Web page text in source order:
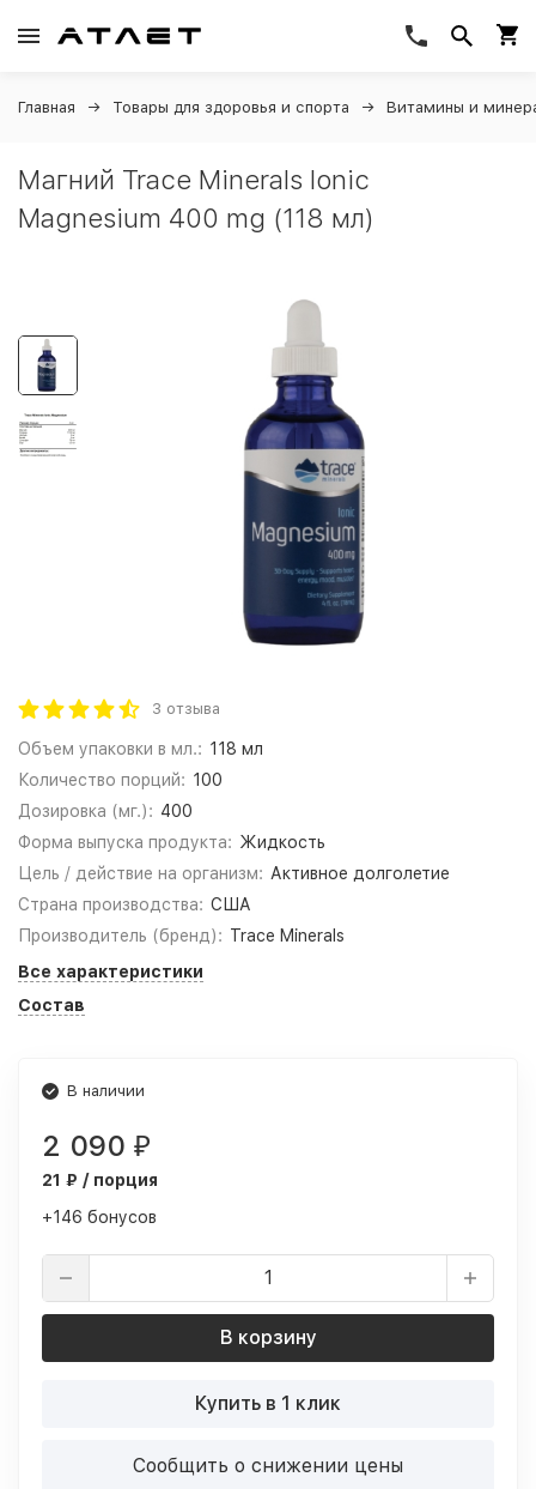
Главная Товары для здоровья и спорта Витамины и
Магний Trace Minerals Ionic
Magnesium 400 mg (118 мл)
3 отзыва
Объем упаковки в мл.: 118 мл
Количество порций: 100
Дозировка (мг.): 400
Форма выпуска продукта: Жидкость
Цель / действие на организм: Активное долголетие
Страна производства: США
Производитель (бренд): Trace Minerals
Все характеристики
Состав
В наличии
2 090 ₽
21 ₽ / порция
+146 бонусов
В корзину
Купить в 1 клик
Сообщить о снижении цены